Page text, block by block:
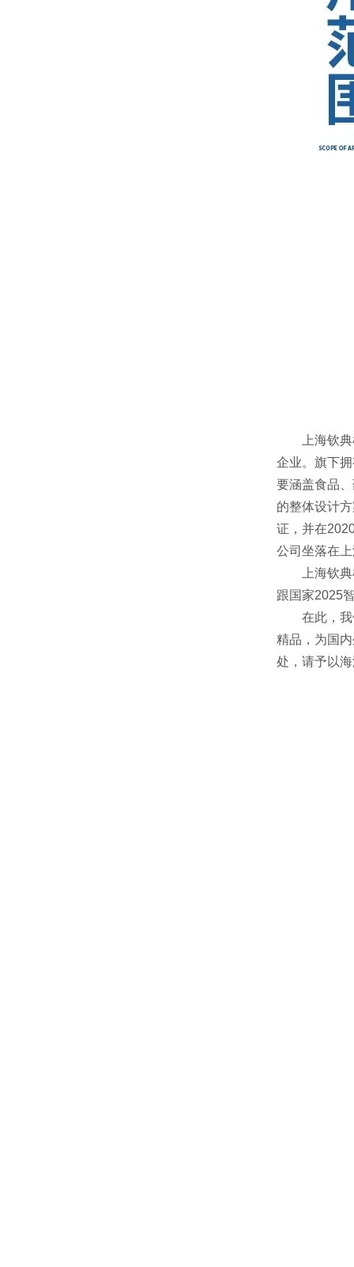
上海钦典机
企业。旗下
要涵盖食品
的整体设计
证，并在
公司坐落在
上海钦典机
跟国家2025
在此，我们
精品，为国
处，请予以